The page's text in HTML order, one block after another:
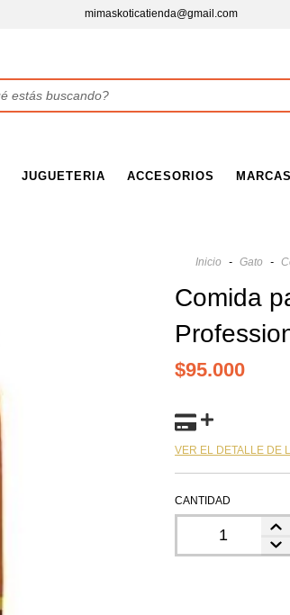
mimaskoticatienda@gmail.com
JUGUETERIA ACCESORIOS MARCAS
Inicio - Gato -
Comida
$95.000
VER EL DETALLE DE
CANTIDAD